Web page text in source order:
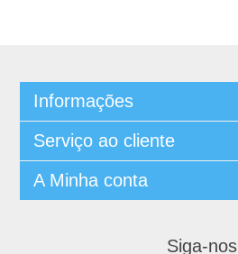
Informações
Serviço ao cliente
A Minha conta
Siga-nos